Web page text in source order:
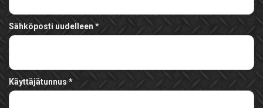
Sähköposti uudelleen
Käyttäjätunnus